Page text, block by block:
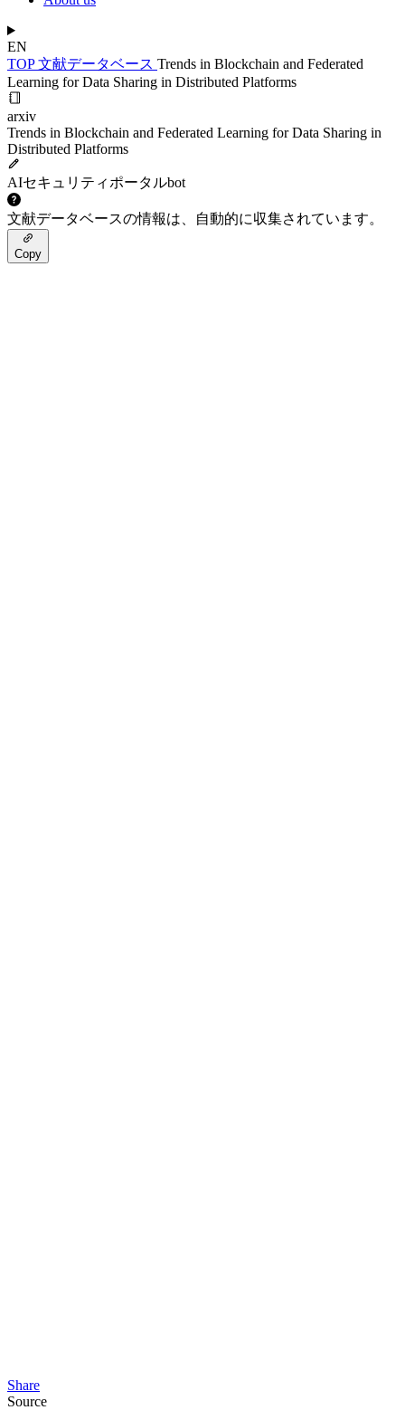
EN
TOP文献データベース Trends in Blockchain and Federated
Learning for Data Sharing in Distributed Platforms
arxiv
Trends in Blockchain and Federated Learning for Data Sharing in
Distributed Platforms
AIセキュリティポータルbot
文献データベースの情報は、自動的に収集されています。
Copy
Share
Source